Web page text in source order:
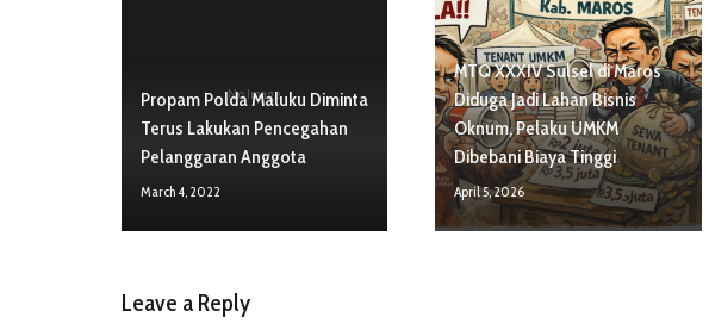
No Image
Propam Polda Maluku Diminta
Terus Lakukan Pencegahan
Pelanggaran Anggota
March 4, 2022
MTQ XXXIV Sulsel di Maros
Diduga Jadi Lahan Bisnis
Oknum, Pelaku UMKM
Dibebani Biaya Tinggi
April 5, 2026
Leave a Reply